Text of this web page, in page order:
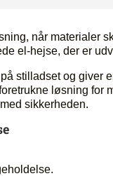
når materialer
el-hejse, der er
stilladset og
løsning
sikkerheden.